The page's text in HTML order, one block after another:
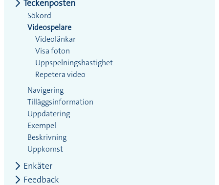
Teckenposten
Sökord
Videospelare
Videolänkar
Visa foton
Uppspelningshastighet
Repetera video
Navigering
Tilläggsinformation
Uppdatering
Exempel
Beskrivning
Uppkomst
Enkäter
Feedback